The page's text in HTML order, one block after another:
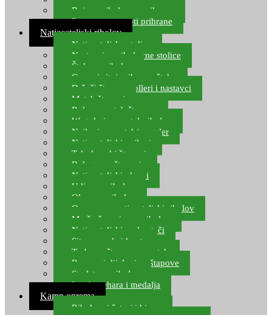
Boje za ribolovnu prihranu
Provjereni recepti prihrane
Natjecateljski ribolov
Natjecateljske stolice
Nastavci za ribolovne stolice
Šteke za ribolov
Gume i sitni pribor za šteku
Držači štapova rolleri i nastavci
Match štapovi
Role za match štapove
Waggleri za match ribolov
Najloni za match/waggler
Natjecateljski najloni
Teleskopski štapovi
Bolognese štapovi
Natjecateljski plovci
Udice za ribolov
Olovo za ribolov
Oprema za natjecateljski ribolov
Mreže čuvarice za ribolov
Natjecateljski podmetači
Sito, posude i kante
Torbe za štapove – match
Rezervni dijelovi za štapove
Starlete za ribolov
Izrada pehara i medalja
Kamp oprema
Ribolovni šatori i bivvy